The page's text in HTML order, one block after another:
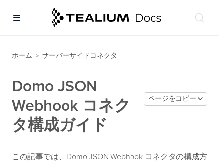
ホーム > サーバーサイドコネクタ
Domo JSON
Webhook コネク
タ構成ガイド
ページをコピー
この記事では、Domo JSON Webhook コネクタの構成方